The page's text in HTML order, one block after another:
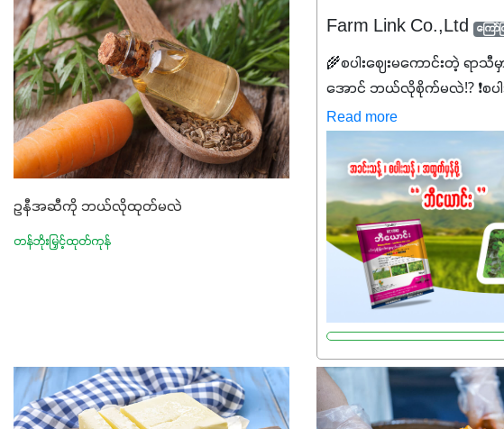
ဥနီအဆီကို ဘယ်လိုထုတ်မလဲ
တန်ဘိုးမြှင့်ထုတ်ကုန်
Farm Link Co.,Ltd ကြော်င
🌾စပါးဈေးမကောင်းတဲ့ ရာသီ
အောင် ဘယ်လိုစိုက်မလဲ⁉️ ❗စပါ
လည်းမသေချာ၊ သွင်းအားစု
လည်း တက်နေတဲ့ဒီလိုအချိန်မှာ
ဖိုးကို လျှော့ချပြီး အထွက်နှုန်း
နိုင်မှ ဦးကြီးတို့ အဆင်ပြေမှာန
ကြောင့် ကိုယ်သုံးသမျှ ကိုယ့်
စေမယ့် အရည်အသွေးစိတ်ချရ
စုပစ္စည်းတွေကိုပဲ ရွေးချယ်သုံ
Read more